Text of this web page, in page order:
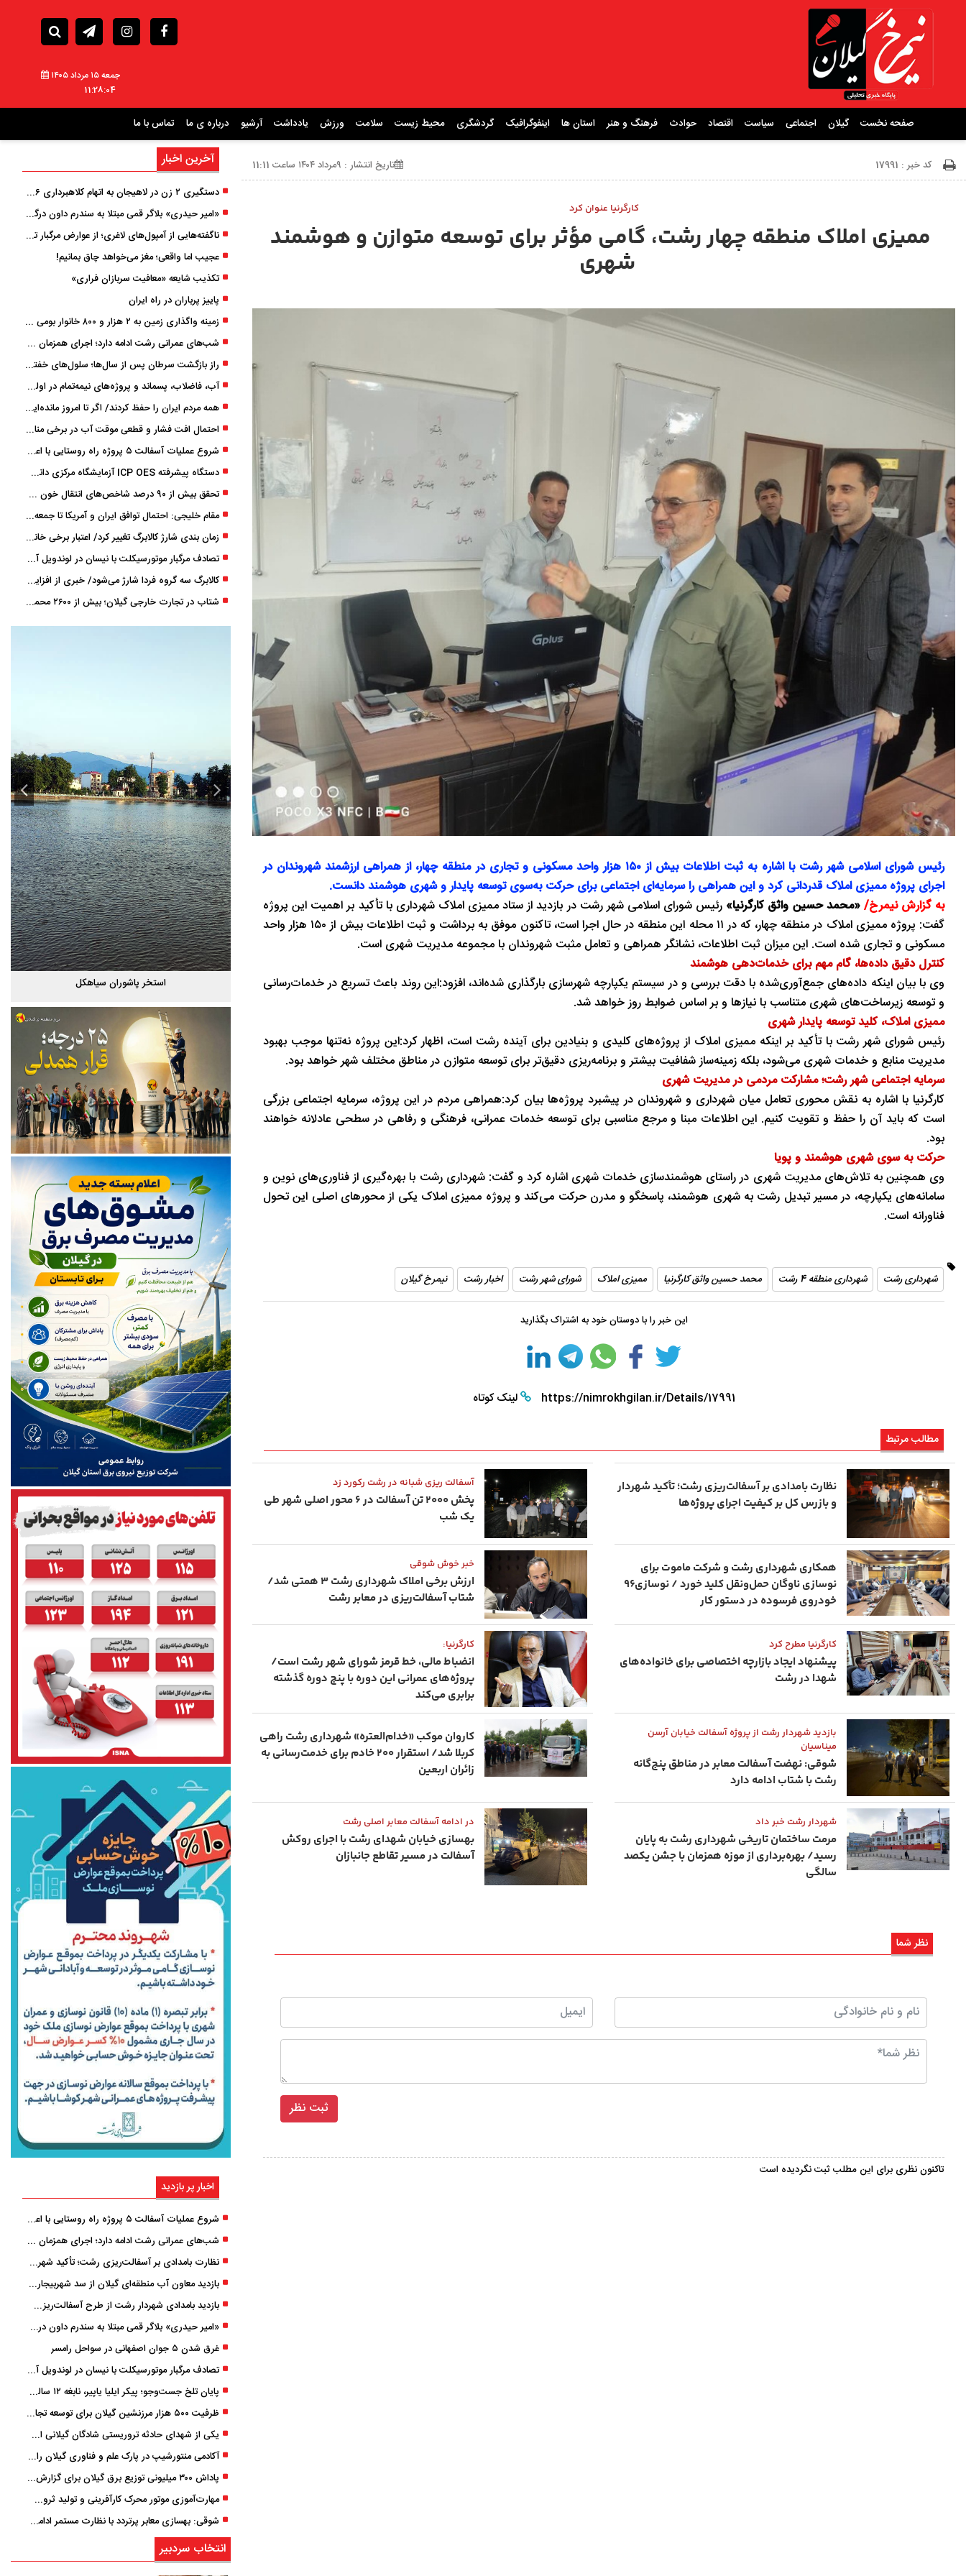
جمعه ۱۵ مرداد ۱۴۰۵
11:28:06
صفحه نخست گیلان اجتماعی سیاست اقتصاد حوادث فرهنگ و هنر استان ها اینفوگرافیک گردشگری محیط زیست سلامت ورزش یادداشت آرشیو درباره ی ما تماس با ما
کد خبر : 17991 تاریخ انتشار : ۹مرداد ۱۴۰۴ ساعت 11:11
کارگرنیا عنوان کرد
ممیزی املاک منطقه چهار رشت، گامی مؤثر برای توسعه متوازن و هوشمند
شهری
رئیس شورای اسلامی شهر رشت با اشاره به ثبت اطلاعات بیش از ۱۵۰ هزار واحد مسکونی و تجاری در منطقه چهار، از همراهی ارزشمند شهروندان در
اجرای پروژه ممیزی املاک قدردانی کرد و این همراهی را سرمایه‌ای اجتماعی برای حرکت به‌سوی توسعه پایدار و شهری هوشمند دانست.
به گزارش نیمرخ/«محمد حسین واثق کارگرنیا» رئیس شورای اسلامی شهر رشت در بازدید از ستاد ممیزی املاک شهرداری با تأکید بر اهمیت این پروژه
گفت: پروژه ممیزی املاک در منطقه چهار، که در ۱۱ محله این منطقه در حال اجرا است، تاکنون موفق به برداشت و ثبت اطلاعات بیش از ۱۵۰ هزار واحد
مسکونی و تجاری شده است. این میزان ثبت اطلاعات، نشانگر همراهی و تعامل مثبت شهروندان با مجموعه مدیریت شهری است.
کنترل دقیق داده‌ها، گام مهم برای خدمات‌دهی هوشمند
وی با بیان اینکه داده‌های جمع‌آوری‌شده با دقت بررسی و در سیستم یکپارچه شهرسازی بارگذاری شده‌اند، افزود:این روند باعث تسریع در خدمات‌رسانی
و توسعه زیرساخت‌های شهری متناسب با نیازها و بر اساس ضوابط روز خواهد شد.
ممیزی املاک، کلید توسعه پایدار شهری
رئیس شورای شهر رشت با تأکید بر اینکه ممیزی املاک از پروژه‌های کلیدی و بنیادین برای آینده رشت است، اظهار کرد:این پروژه نه‌تنها موجب بهبود
مدیریت منابع و خدمات شهری می‌شود، بلکه زمینه‌ساز شفافیت بیشتر و برنامه‌ریزی دقیق‌تر برای توسعه متوازن در مناطق مختلف شهر خواهد بود.
سرمایه اجتماعی شهر رشت؛ مشارکت مردمی در مدیریت شهری
کارگرنیا با اشاره به نقش محوری تعامل میان شهرداری و شهروندان در پیشبرد پروژه‌ها بیان کرد:همراهی مردم در این پروژه، سرمایه اجتماعی بزرگی
است که باید آن را حفظ و تقویت کنیم. این اطلاعات مبنا و مرجع مناسبی برای توسعه خدمات عمرانی، فرهنگی و رفاهی در سطحی عادلانه خواهند
بود.
حرکت به‌ سوی شهری هوشمند و پویا
وی همچنین به تلاش‌های مدیریت شهری در راستای هوشمندسازی خدمات شهری اشاره کرد و گفت: شهرداری رشت با بهره‌گیری از فناوری‌های نوین و
سامانه‌های یکپارچه، در مسیر تبدیل رشت به شهری هوشمند، پاسخگو و مدرن حرکت می‌کند و پروژه ممیزی املاک یکی از محورهای اصلی این تحول
فناورانه است.
شهرداری رشت شهرداری منطقه 4 رشت محمد حسین واثق کارگرنیا ممیزی املاک شورای شهر رشت اخبار رشت نیمرخ گیلان
این خبر را با دوستان خود به اشتراک بگذارید
https://nimrokhgilan.ir/Details/17991 لینک کوتاه
مطالب مرتبط
نظارت بامدادی بر آسفالت‌ریزی رشت؛ تأکید شهردار
و بازرس کل بر کیفیت اجرای پروژه‌ها
آسفالت‌ ریزی شبانه در رشت رکورد زد
پخش ۲۰۰۰ تن آسفالت در ۶ محور اصلی شهر طی
یک شب
همکاری شهرداری رشت و شرکت ماموت برای
نوسازی ناوگان حمل‌ونقل کلید خورد / نوسازی۹۶
خودروی فرسوده در دستور کار
خبر خوش شوقی
ارزش برخی املاک شهرداری رشت ۳ همتی شد/
شتاب آسفالت‌ریزی در معابر رشت
کارگرنیا مطرح کرد
پیشنهاد ایجاد بازارچه اختصاصی برای خانواده‌های
شهدا در رشت
کارگرنیا:
انضباط مالی، خط قرمز شورای شهر رشت است/
پروژه‌های عمرانی این دوره با پنج دوره گذشته
برابری می‌کند
بازدید شهردار رشت از پروژه آسفالت خیابان آرسن
میناسیان
شوقی: نهضت آسفالت معابر در مناطق پنج‌گانه
رشت با شتاب ادامه دارد
کاروان موکب «خدام‌العتره» شهرداری رشت راهی
کربلا شد/ استقرار ۲۰۰ خادم برای خدمت‌رسانی به
زائران اربعین
شهردار رشت خبر داد
مرمت ساختمان تاریخی شهرداری رشت به پایان
رسید/ بهره‌برداری از موزه همزمان با جشن یکصد
سالگی
در ادامه آسفالت معابر اصلی رشت
بهسازی خیابان شهدای رشت با اجرای روکش
آسفالت در مسیر تقاطع جانبازان
نظر شما
تاکنون نظری برای این مطلب ثبت نگردیده است
آخرین اخبار
دستگیری ۲ زن در لاهیجان به اتهام کلاهبرداری ۶ میلیارد تومانی با وعده وام
«امیر حیدری» بلاگر قمی مبتلا به سندرم داون درگذشت
ناگفته‌هایی از آمپول‌های لاغری؛ از عوارض مرگبار تا زیبایی
عجیب اما واقعی؛ مغز می‌خواهد چاق بمانیم!
تکذیب شایعه «معافیت سربازان فراری»
پاییز پرباران در راه ایران
زمینه واگذاری زمین به ۲ هزار و ۸۰۰ خانوار بومی گیلان فراهم شد
شب‌های عمرانی رشت ادامه دارد؛ اجرای همزمان آسفالت‌ریزی در پنج منطقه شهری
راز بازگشت سرطان پس از سال‌ها؛ سلول‌های خفته چگونه دوباره بیدار می‌شوند؟
آب، فاضلاب، پسماند و پروژه‌های نیمه‌تمام در اولویت مصوبات سفر دولت
همه مردم ایران را حفظ کردند/ اگر تا امروز مانده‌ایم، به ‌خاطر مردم نجیب ایران بوده است
احتمال افت فشار و قطعی موقت آب در برخی مناطق گیلان
شروع عملیات آسفالت ۵ پروژه راه ‌روستایی با اعتبار ۳۷۰ میلیاردی در گیلان
دستگاه پیشرفته ICP OES آزمایشگاه مرکزی دانشگاه گیلان دوباره راه‌اندازی شد
تحقق بیش از ۹۰ درصد شاخص‌های انتقال خون گیلان/ نیاز فوری به نوسازی تجهیزات آزمایشگاهی
مقام خلیجی: احتمال توافق ایران و آمریکا تا جمعه 50 درصد است
زمان ‌بندی شارژ کالابرگ تغییر کرد/ اعتبار برخی خانوارها ماه بعد واریز می‌شود
تصادف مرگبار موتورسیکلت با نیسان در لوندویل آستارا/ انتقال مصدوم با اورژانس هوایی به رشت
کالابرگ سه گروه فردا شارژ می‌شود/ خبری از افزایش اعتبار نیست
شتاب در تجارت خارجی گیلان؛ بیش از ۲۶۰۰ محموله زیر ذره‌بین استاندارد
استخر پاشوران سیاهکل پاییز هزار رنگ گیلان شب های همیشه روشن رشت در دل روستاهای گیلان
اخبار پر بازدید
شروع عملیات آسفالت ۵ پروژه راه ‌روستایی با اعتبار ۳۷۰ میلیاردی در گیلان
شب‌های عمرانی رشت ادامه دارد؛ اجرای همزمان آسفالت‌ریزی در پنج منطقه شهری
نظارت بامدادی بر آسفالت‌ریزی رشت؛ تأکید شهردار و بازرس کل بر کیفیت اجرای پروژه‌ها
بازدید معاون آب منطقه‌ای گیلان از سد شهربیجار برای تداوم تأمین آب شرب استان
بازدید بامدادی شهردار رشت از طرح آسفالت‌ریزی گسترده در مناطق پنج‌گانه
«امیر حیدری» بلاگر قمی مبتلا به سندرم داون درگذشت
غرق شدن ۵ جوان اصفهانی در سواحل رامسر
تصادف مرگبار موتورسیکلت با نیسان در لوندویل آستارا/ انتقال مصدوم با اورژانس هوایی به رشت
پایان تلخ جست‌وجو؛ پیکر ایلیا یاپیر، نابغه ۱۲ ساله لاهیجانی پیدا شد
ظرفیت ۵۰۰ هزار مرزنشین گیلان برای توسعه تجارت فعال می‌شود
یکی از شهدای حادثه تروریستی شادگان گیلانی است/ شهادت «سینا سیاه‌ نژاد» در درگیری با اشرار مسلح
آکادمی منتورشیپ در پارک علم و فناوری گیلان راه‌اندازی شد
پاداش ۳۰۰ میلیونی توزیع برق گیلان برای گزارش ماینرهای غیرمجاز
مهارت‌آموزی موتور محرک کارآفرینی و تولید ثروت است
شوقی: بهسازی معابر پرتردد با نظارت مستمر ادامه دارد
انتخاب سردبیر